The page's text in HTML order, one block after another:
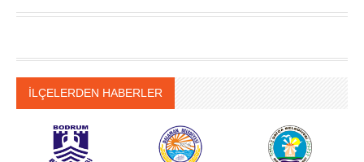
İLÇELERDEN HABERLER